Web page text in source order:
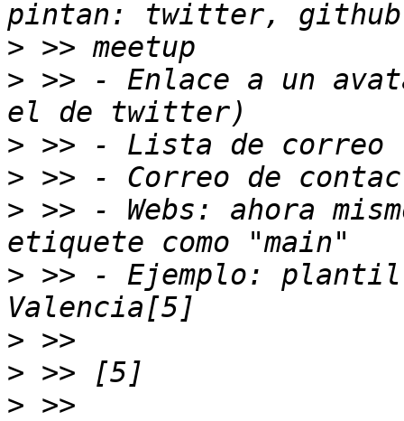
>
> >> - Enlace a un
>
>
> >> - Webs: ahora
> >> - Ejemplo:
>
>
>